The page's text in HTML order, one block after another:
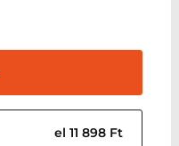
el 11 898 Ft